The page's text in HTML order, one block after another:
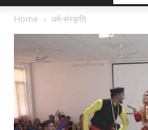
Home धर्म-संस्कृति